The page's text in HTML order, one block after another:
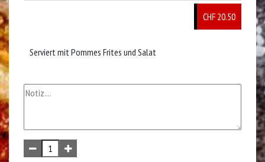
CHF 20.50
Serviert mit Pommes Frites und Salat